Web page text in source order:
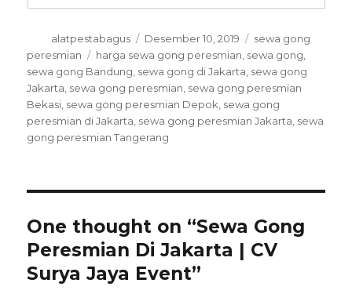
Author
alatpestabagus
Posted
on
Desember 10, 2019 Categories
sewa gong
peresmian
Tags
harga sewa gong peresmian sewa gong
sewa gong Bandung sewa gong di Jakarta sewa gong
Jakarta sewa gong peresmian sewa gong peresmian
Bekasi sewa gong peresmian Depok sewa gong
peresmian di Jakarta sewa gong peresmian Jakarta sewa
gong peresmian Tangerang
One thought on “Sewa Gong
Peresmian Di Jakarta | CV
Surya Jaya Event”